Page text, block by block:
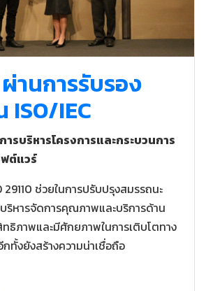
ผ่านการรับรอง
ISO/IEC
รบริหารโครงการและกระบวนการ
ต์แวร์
ช่วยในการปรับปรุงสมรรถนะ
ริหารจัดการคุณภาพและบริการด้าน
ธิภาพและมีศักยภาพในการเติบโตทาง
ทั้งยังสร้างความน่าเชื่อถือ